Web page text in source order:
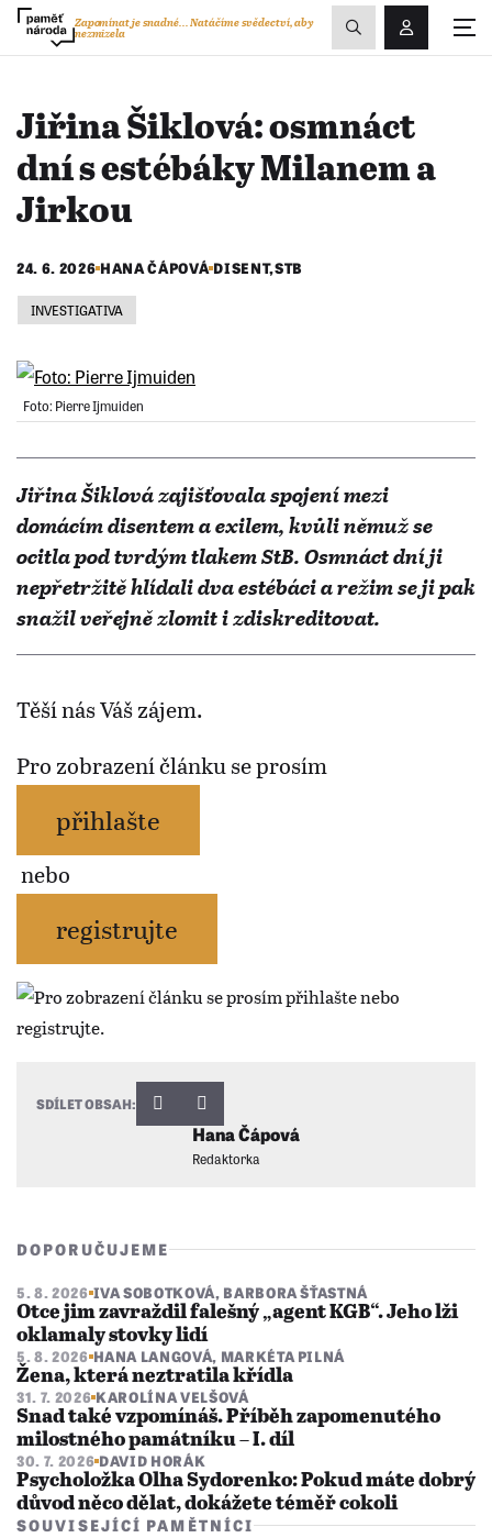
Přihlášení/
Zapomínat je snadné...Natáčíme svědectví, aby
nezmizela
Zobrazit
vyhledávání
Jiřina Šiklová: osmnáct
dní s estébáky Milanem a
Jirkou
24. 6. 2026 HANA ČÁPOVÁ DISENT,STB
INVESTIGATIVA
Foto: Pierre Ijmuiden
Jiřina Šiklová zajišťovala spojení mezi
domácím disentem a exilem, kvůli němuž se
ocitla pod tvrdým tlakem StB. Osmnáct dní ji
nepřetržitě hlídali dva estébáci a režim se ji pak
snažil veřejně zlomit i zdiskreditovat.
Těší nás Váš zájem.
Pro zobrazení článku se prosím
přihlašte
nebo
registrujte
Hana Čápová
Redaktorka
SDÍLET OBSAH:
DOPORUČUJEME
5. 8. 2026 IVA SOBOTKOVÁ, BARBORA ŠŤASTNÁ
Otce jim zavraždil falešný „agent KGB“. Jeho lži
oklamaly stovky lidí
5. 8. 2026 HANA LANGOVÁ, MARKÉTA PILNÁ
Žena, která neztratila křídla
31. 7. 2026 KAROLÍNA VELŠOVÁ
Snad také vzpomínáš. Příběh zapomenutého
milostného památníku – I. díl
30. 7. 2026 DAVID HORÁK
Psycholožka Olha Sydorenko: Pokud máte dobrý
důvod něco dělat, dokážete téměř cokoli
SOUVISEJÍCÍ PAMĚTNÍCI